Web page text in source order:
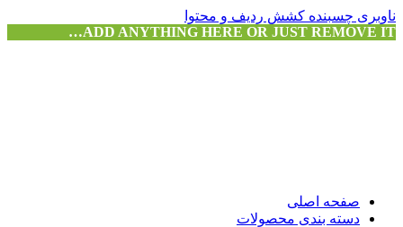
ناوبری چسبنده کشش ردیف و محتوا
ADD ANYTHING HERE OR JUST REMOVE IT…
صفحه اصلی
دسته بندی محصولات